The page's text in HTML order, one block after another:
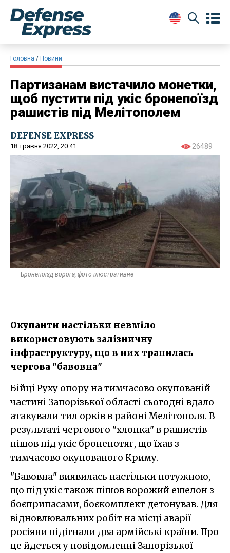
Головна Новини
Партизанам вистачило монетки,
щоб пустити під укіс бронепоїзд
рашистів під Мелітополем
DEFENSE EXPRESS
18 травня 2022, 20:41 26489
Бронепоїзд ворога, фото ілюстративне
Окупанти настільки невміло
використовують залізничну
інфраструктуру, що в них трапилась
чергова "бавовна"
Бійці Руху опору на тимчасово окупованій
частині Запорізької області сьогодні вдало
атакували тил орків в районі Мелітополя. В
результаті чергового "хлопка" в рашистів
пішов під укіс бронепотяг, що їхав з
тимчасово окупованого Криму.
"Бавовна" виявилась настільки потужною,
що під укіс також пішов ворожий ешелон з
боєприпасами, боєкомплект детонував. Для
відновлювальних робіт на місці аварії
росіяни підігнали два армійські країни. Про
це йдеться у повідомленні Запорізької